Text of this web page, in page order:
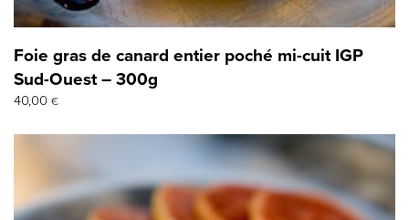
Foie gras de canard entier poché mi-cuit IGP
Sud-Ouest – 300g
40,00 €